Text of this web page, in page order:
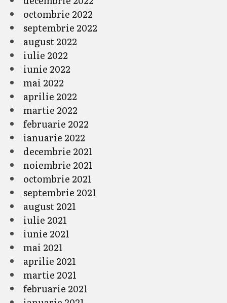
octombrie 2022
septembrie 2022
august 2022
iulie 2022
iunie 2022
mai 2022
aprilie 2022
martie 2022
februarie 2022
ianuarie 2022
decembrie 2021
noiembrie 2021
octombrie 2021
septembrie 2021
august 2021
iulie 2021
iunie 2021
mai 2021
aprilie 2021
martie 2021
februarie 2021